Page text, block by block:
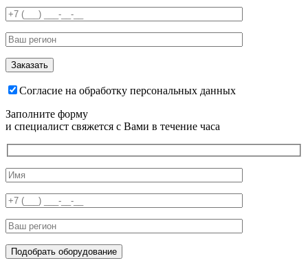
Согласие на обработку персональных данных
Заполните форму
и специалист свяжется с Вами в течение часа